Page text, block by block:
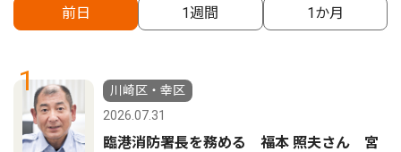
前日 1週間 1か月
1
川崎区・幸区
2026.07.31
臨港消防署長を務める 福本 照夫さん 宮